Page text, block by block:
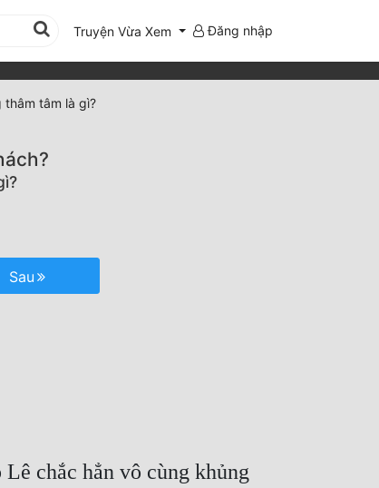
Truyện Vừa Xem Đăng nhập
thâm tâm là gì?
Sau
chắc hẳn vô cùng khủng